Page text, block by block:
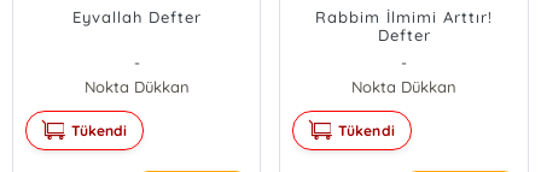
Eyvallah Defter
-
Nokta Dükkan
Tükendi
Rabbim İlmimi Arttır!
Defter
-
Nokta Dükkan
Tükendi